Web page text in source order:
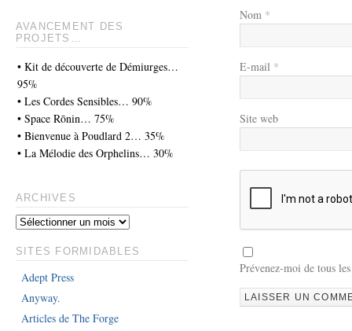
Nom *
E-mail *
Site web
Prévenez-moi de tous
AVANCEMENT DES
PROJETS…
• Kit de découverte de Démiurges…
95%
• Les Cordes Sensibles… 90%
• Space Rōnin… 75%
• Bienvenue à Poudlard 2… 35%
• La Mélodie des Orphelins… 30%
ARCHIVES
SITES FORMIDABLES
Adept Press
Anyway.
Articles de The Forge